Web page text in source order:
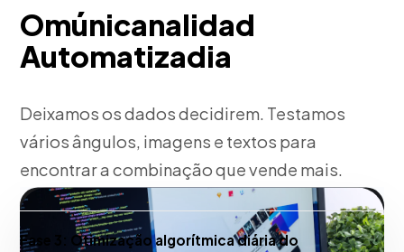
Omúnicanalidad
Automatizadia
Deixamos os dados decidirem. Testamos
vários ângulos, imagens e textos para
encontrar a combinação que vende mais.
Fase 3: Otimização algorítmica diária do